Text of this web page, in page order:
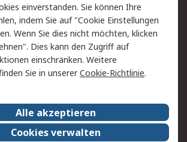
Datenschutz
Zahlungsbedingungen
Webseite Konditionen
RS weltweit
Nachhaltigkeit
einverstanden. Sie können Ihre
indem Sie auf "Cookie Einstellungen
Wenn Sie dies nicht möchten, klicken
Dies kann den Zugriff auf
einschränken. Weitere
Sie in unsererCookie-Richtlinie.
Alle akzeptieren
Cookies verwalten